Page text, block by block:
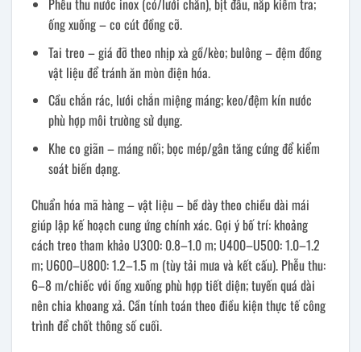
Phễu thu nước inox (có/lưới chắn), bịt đầu, nắp kiểm tra;
ống xuống – co cút đồng cỡ.
Tai treo – giá đỡ theo nhịp xà gồ/kèo; bulông – đệm đồng
vật liệu để tránh ăn mòn điện hóa.
Cầu chắn rác, lưới chắn miệng máng; keo/đệm kín nước
phù hợp môi trường sử dụng.
Khe co giãn – máng nối; bọc mép/gân tăng cứng để kiểm
soát biến dạng.
Chuẩn hóa mã hàng – vật liệu – bề dày theo chiều dài mái
giúp lập kế hoạch cung ứng chính xác. Gợi ý bố trí: khoảng
cách treo tham khảo U300: 0.8–1.0 m; U400–U500: 1.0–1.2
m; U600–U800: 1.2–1.5 m (tùy tải mưa và kết cấu). Phễu thu:
6–8 m/chiếc với ống xuống phù hợp tiết diện; tuyến quá dài
nên chia khoang xả. Cần tính toán theo điều kiện thực tế công
trình để chốt thông số cuối.